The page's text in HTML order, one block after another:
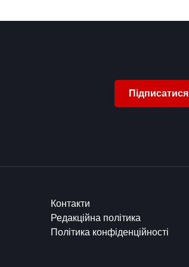
Підписатися
Контакти
Редакційна політика
Політика конфіденційності